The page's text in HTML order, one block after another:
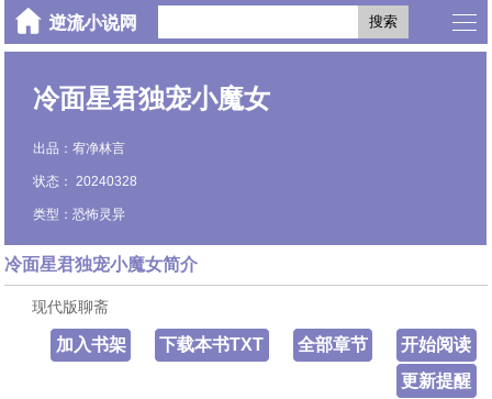
搜索
冷面星君独宠小魔女
出品：宥净林言
状态： 20240328
类型：恐怖灵异
冷面星君独宠小魔女简介
现代版聊斋
开始阅读
全部章节
下载本书TXT
加入书架
更新提醒